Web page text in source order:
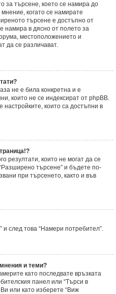
за търсене, което се намира до
когато се намирате
търсене е достъпно от
намира в дясно от полето за
местоположението и
да се различават.
не е била конкретна и е
които не се индексират от phpBB.
които са достъпни в
резултати, които не могат да се
търсене” и бъдете по-
при търсенето, както и във
и след това “Намери потребител”.
и теми?
като последвате връзката
панел или “Търси в
или като изберете “Виж